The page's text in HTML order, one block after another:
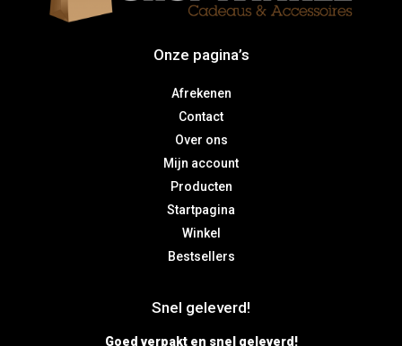
Onze pagina’s
Afrekenen
Contact
Over ons
Mijn account
Producten
Startpagina
Winkel
Bestsellers
Snel geleverd!
Goed verpakt en snel geleverd!